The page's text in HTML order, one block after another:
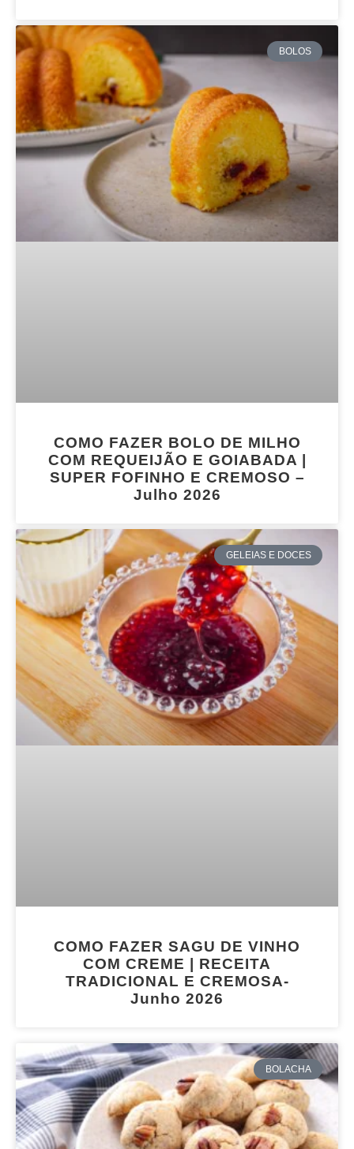
BOLOS
COMO FAZER BOLO DE MILHO
COM REQUEIJÃO E GOIABADA |
SUPER FOFINHO E CREMOSO –
Julho 2026
GELEIAS E DOCES
COMO FAZER SAGU DE VINHO
COM CREME | RECEITA
TRADICIONAL E CREMOSA-
Junho 2026
BOLACHA